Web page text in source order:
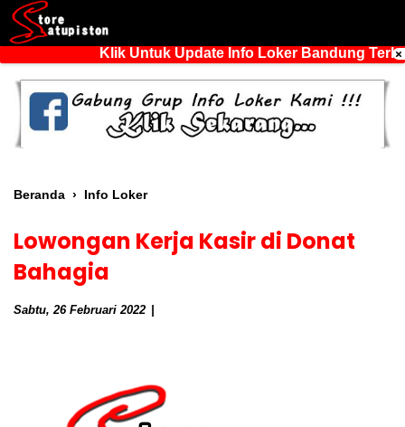
Beranda › Info Loker
Lowongan Kerja Kasir di Donat
Bahagia
Sabtu, 26 Februari 2022
Klik Untuk Update Info Loker Bandung